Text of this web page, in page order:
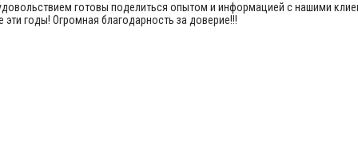
готовы поделиться опытом и информацией с нашими
годы! Огромная благодарность за доверие!!!